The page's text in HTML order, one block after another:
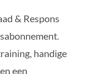
& Respons
handige
een